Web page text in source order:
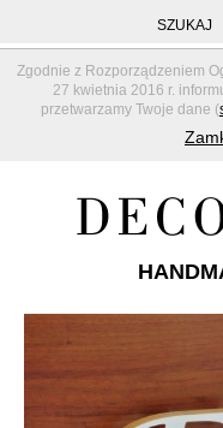
Zgodnie z Rozporządzeniem
27 kwietnia 2016 r.
przetwarzamy Twoje dane (
SZUKAJ